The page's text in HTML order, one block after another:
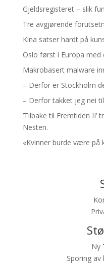
Gjeldsregisteret – slik
Tre avgjørende
Kina satser hardt på
Oslo først i Europa med
Makrobasert malware
– Derfor er Stockholm
– Derfor takket jeg nei
’Tilbake til Fremtiden
Nesten.
«Kvinner burde være på
Ny
Sporing